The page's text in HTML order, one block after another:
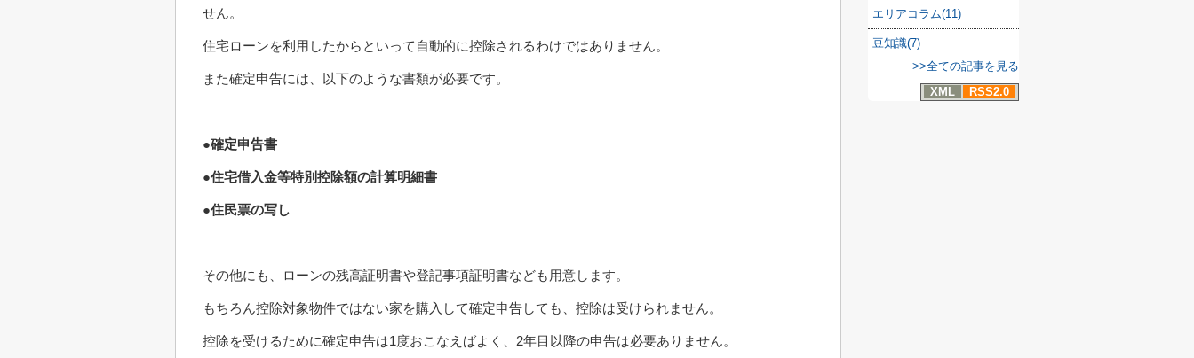
せん。
住宅ローンを利用したからといって自動的に控除されるわけではありません。
また確定申告には、以下のような書類が必要です。
●確定申告書
●住宅借入金等特別控除額の計算明細書
●住民票の写し
その他にも、ローンの残高証明書や登記事項証明書なども用意します。
もちろん控除対象物件ではない家を購入して確定申告しても、控除は受けられません。
控除を受けるために確定申告は1度おこなえばよく、2年目以降の申告は必要ありません。
エリアコラム(11)
豆知識(7)
>>全ての記事を見る
XML
RSS2.0